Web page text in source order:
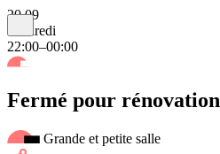
20.09
vendredi
22:00–00:00
Fermé pour rénovation
Grande et petite salle